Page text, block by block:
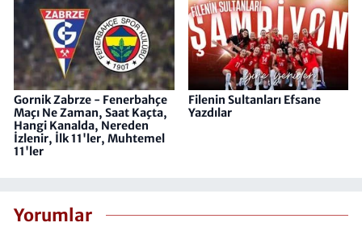
Gornik Zabrze - Fenerbahçe
Maçı Ne Zaman, Saat Kaçta,
Hangi Kanalda, Nereden
İzlenir, İlk 11'ler, Muhtemel
11'ler
Filenin Sultanları Efsane
Yazdılar
Yorumlar